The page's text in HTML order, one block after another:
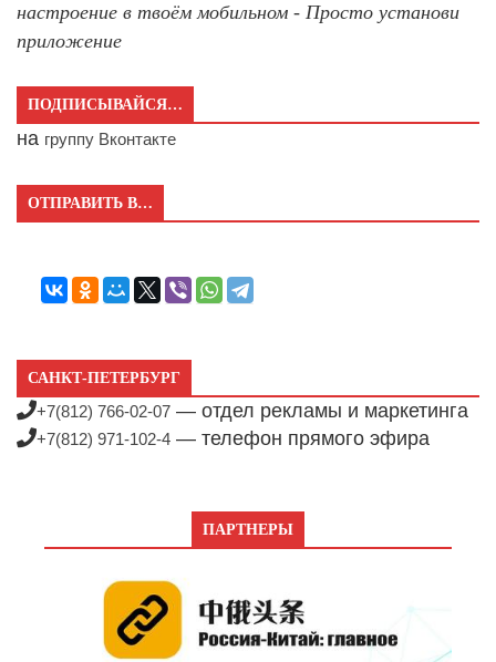
настроение в твоём мобильном - Просто установи
приложение
ПОДПИСЫВАЙСЯ…
на группу Вконтакте
ОТПРАВИТЬ В…
САНКТ-ПЕТЕРБУРГ
+7(812) 766-02-07 — отдел рекламы и маркетинга
+7(812) 971-102-4 — телефон прямого эфира
ПАРТНЕРЫ